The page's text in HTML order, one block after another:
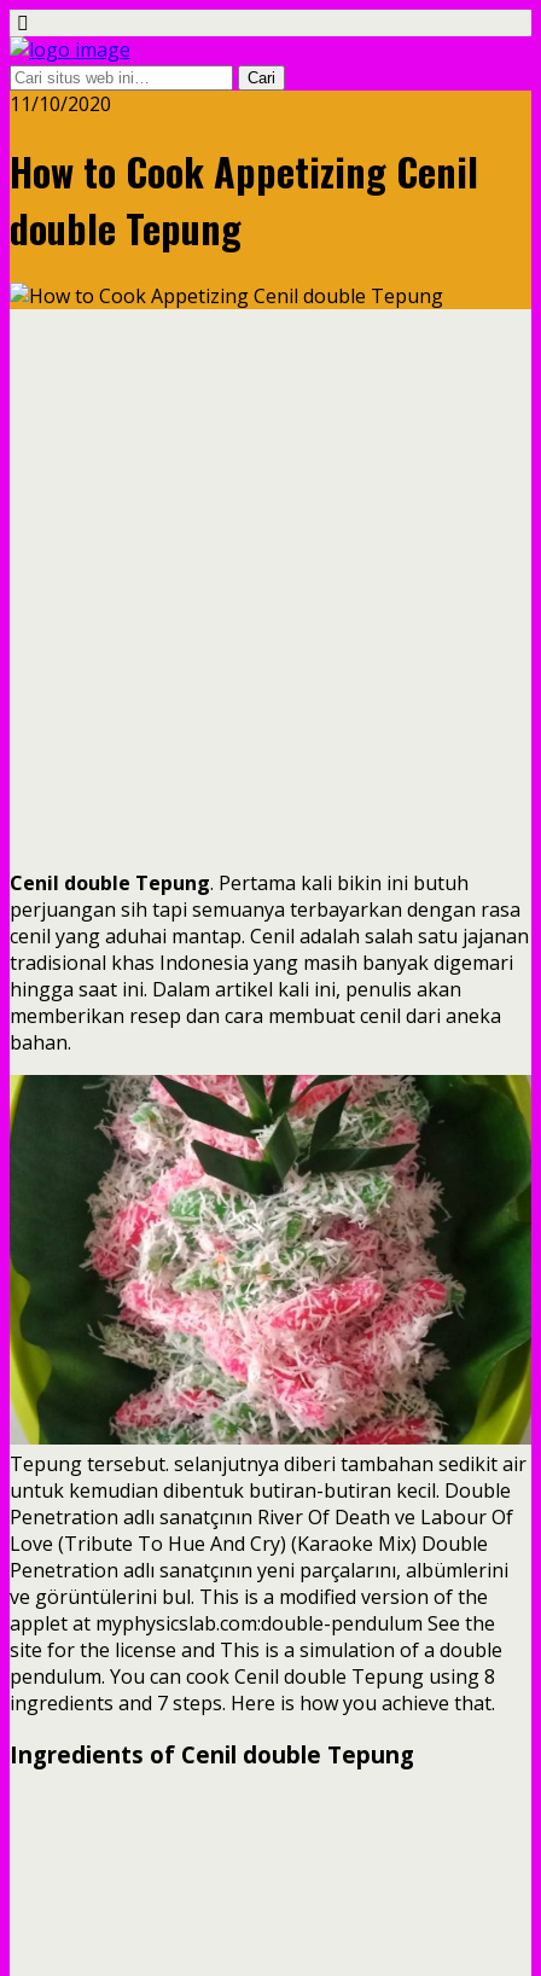
11/10/2020
How to Cook Appetizing Cenil
double Tepung
Cenil double Tepung. Pertama kali bikin ini butuh
perjuangan sih tapi semuanya terbayarkan dengan rasa
cenil yang aduhai mantap. Cenil adalah salah satu jajanan
tradisional khas Indonesia yang masih banyak digemari
hingga saat ini. Dalam artikel kali ini, penulis akan
memberikan resep dan cara membuat cenil dari aneka
bahan.
Tepung tersebut. selanjutnya diberi tambahan sedikit air
untuk kemudian dibentuk butiran-butiran kecil. Double
Penetration adlı sanatçının River Of Death ve Labour Of
Love (Tribute To Hue And Cry) (Karaoke Mix) Double
Penetration adlı sanatçının yeni parçalarını, albümlerini
ve görüntülerini bul. This is a modified version of the
applet at myphysicslab.com:double-pendulum See the
site for the license and This is a simulation of a double
pendulum. You can cook Cenil double Tepung using 8
ingredients and 7 steps. Here is how you achieve that.
Ingredients of Cenil double Tepung